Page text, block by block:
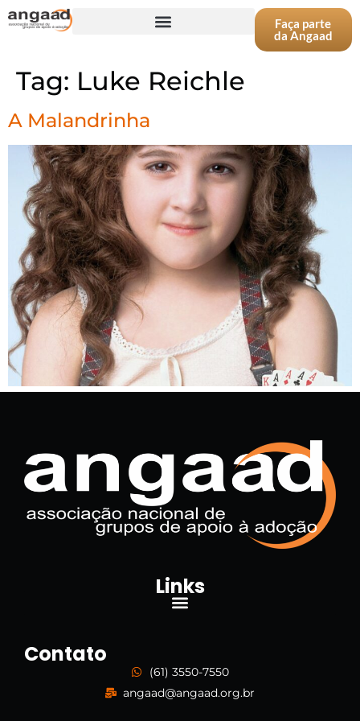
Faça parte
da Angaad
Tag: Luke Reichle
A Malandrinha
Links
Contato
(61) 3550-7550
angaad@angaad.org.br